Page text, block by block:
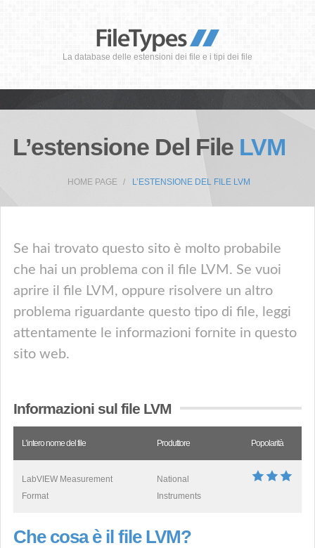
La database delle estensioni dei file e i tipi dei file
L’estensione Del File LVM
HOME PAGE L’ESTENSIONE DEL FILE LVM
Se hai trovato questo sito è molto probabile
che hai un problema con il file LVM. Se vuoi
aprire il file LVM, oppure risolvere un altro
problema riguardante questo tipo di file, leggi
attentamente le informazioni fornite in questo
sito web.
Informazioni sul file LVM
L’intero nome del file Produttore Popolarità
LabVIEW Measurement
Format
National
Instruments
Che cosa è il file LVM?